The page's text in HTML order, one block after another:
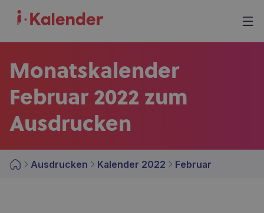
Monatskalender
Februar 2022 zum
Ausdrucken
Ausdrucken Kalender 2022 Februar